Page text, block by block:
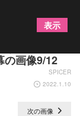
るさくて、
の画像9/12
SPICER
2022.1.10
次の画像
表示